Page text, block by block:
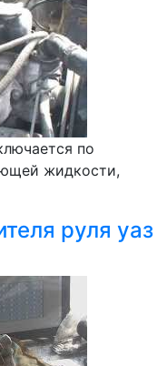
по
жидкости,
руля уаз